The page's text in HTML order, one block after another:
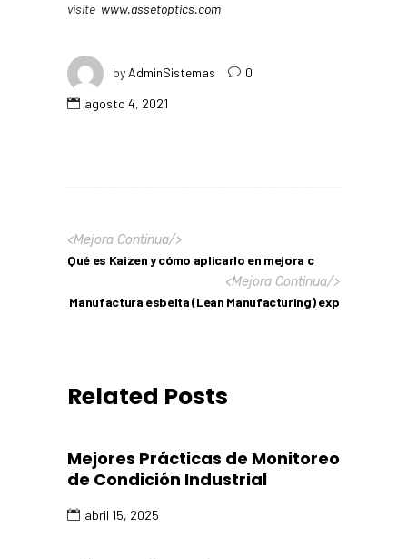
visite www.assetoptics.com
by AdminSistemas 0
agosto 4, 2021
<Mejora Continua/>
Qué es Kaizen y cómo aplicarlo en mejora c
<Mejora Continua/>
Manufactura esbelta (Lean Manufacturing) exp
Related Posts
Mejores Prácticas de Monitoreo
de Condición Industrial
abril 15, 2025